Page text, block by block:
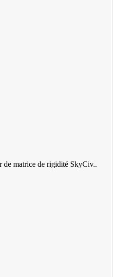
de matrice de rigidité SkyCiv..